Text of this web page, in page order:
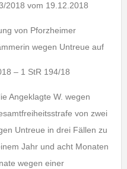
2018 vom 19.12.2018
von Pforzheimer
wegen Untreue auf
– 1 StR 194/18
Angeklagte W. wegen
von zwei
Untreue in drei Fällen zu
Jahr und acht Monaten
wegen einer